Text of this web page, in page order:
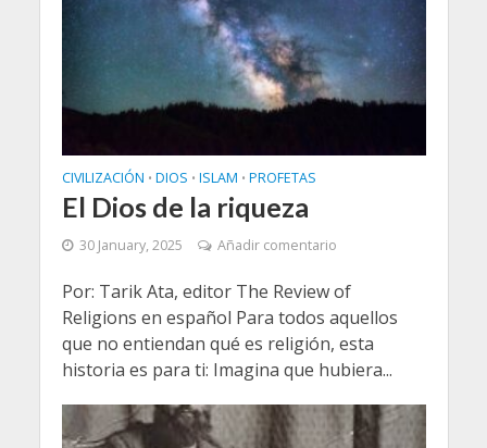
CIVILIZACIÓN • DIOS • ISLAM • PROFETAS
El Dios de la riqueza
30 January, 2025 Añadir comentario
Por: Tarik Ata, editor The Review of
Religions en español Para todos aquellos
que no entiendan qué es religión, esta
historia es para ti: Imagina que hubiera...